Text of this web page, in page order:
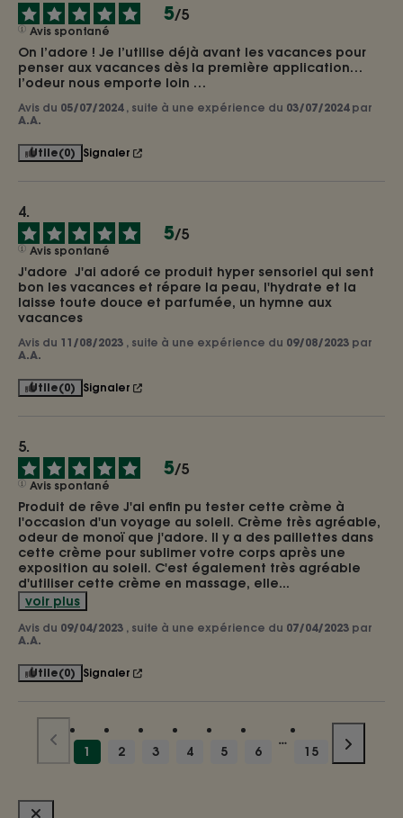
5/5
Avis spontané
On l’adore ! Je l’utilise déjà avant les vacances pour
penser aux vacances dès la première application…
l’odeur nous emporte loin …
Avis du 05/07/2024 , suite à une expérience du 03/07/2024 par
A.A.
Utile(0) Signaler
5/5
Avis spontané
J'adore  J'ai adoré ce produit hyper sensoriel qui sent
bon les vacances et répare la peau, l'hydrate et la
laisse toute douce et parfumée, un hymne aux
vacances
Avis du 11/08/2023 , suite à une expérience du 09/08/2023 par
A.A.
Utile(0) Signaler
5/5
Avis spontané
Produit de rêve J'ai enfin pu tester cette crème à
l'occasion d'un voyage au soleil. Crème très agréable,
odeur de monoï que j'adore. Il y a des paillettes dans
cette crème pour sublimer votre corps après une
exposition au soleil. C'est également très agréable
d'utiliser cette crème en massage, elle...
voir plus
Avis du 09/04/2023 , suite à une expérience du 07/04/2023 par
A.A.
Utile(0) Signaler
1 2 3 4 5 6 15